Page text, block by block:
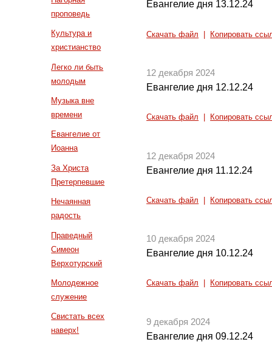
проповедь
Культура и
христианство
Легко ли быть
молодым
Музыка вне
времени
Евангелие от
Иоанна
За Христа
Претерпевшие
Нечаянная
радость
Праведный
Симеон
Верхотурский
Молодежное
служение
Свистать всех
наверх!
Евангелие дня 13.12.24
Скачать файл Копировать
12 декабря 2024
Евангелие дня 12.12.24
Скачать файл Копировать
12 декабря 2024
Евангелие дня 11.12.24
Скачать файл Копировать
10 декабря 2024
Евангелие дня 10.12.24
Скачать файл Копировать
9 декабря 2024
Евангелие дня 09.12.24